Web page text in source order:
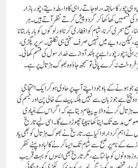
کا سابقہ، راہ جاتے راہی کا واسطہ دیتے، چور بازار
کی قسمیں کھا کھا کر گرد و پیش کرتے نظر آتے ہیں۔ ہر
کرنا، شام کو افطاری کرنا اور لوگوں کو بار بار بتانا
لیکن رویے میں نہیں صرف سختی ہی نکلتی۔سر پر پگڑی،
چور چوراہے پر بلند آواز سے خدا رسول کی قسم کھا ئی ۔
نہ کرے پائی تو سمجھ جاؤ وہ بھوک ہڑتال پر ہے۔
ہونے کے باوجود اپنے آپ پر حاوی ہو کر ایک احتجاجی
وہ چیخ ہے جو زبان سے نہیں بلکہ پیٹ کے خالی پن اور جسم کی
کرنے والا یہ پیغام دیتا ہے کہ اگر اس کے بنیادی
مدت تک اپنا کھانا پینا چھوڑ دے گا۔ اسی لیے تاریخ
اہم کردار ادا کیا ہے۔تاریخ نے بھوک ہڑتال کو بھی یاد
کے نام پر صبح سے شام تک ایسا کرنے کا لبادہ پہنے نظر
دونوں کو جانتا ہے، مگر تاریخ بھی ایسوں کو بہت قریب